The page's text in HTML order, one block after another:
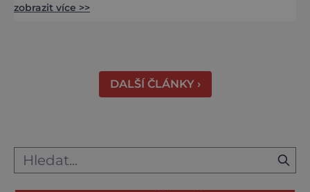
řekne slovenské lázně, Piešťany bývají první
zobrazit více >>
DALŠÍ ČLÁNKY ›